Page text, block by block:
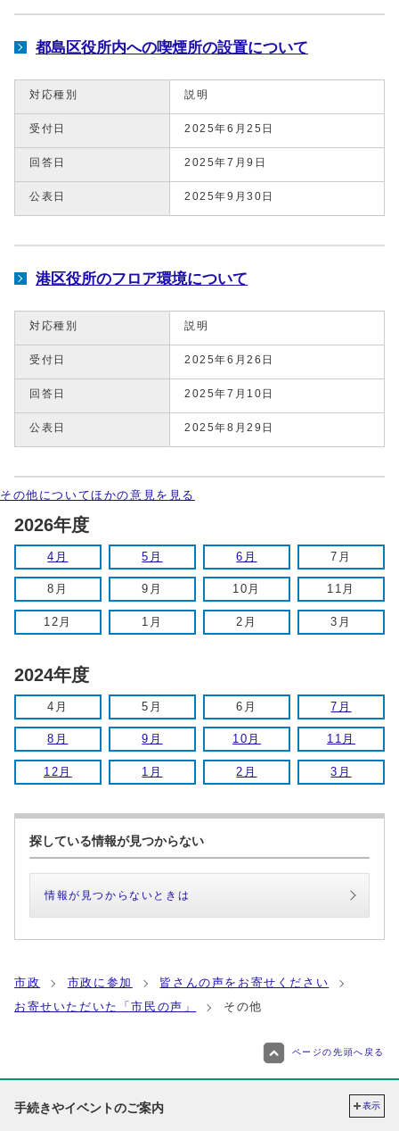
都島区役所内への喫煙所の設置について
対応種別 説明
受付日 2025年6月25日
回答日 2025年7月9日
公表日 2025年9月30日
港区役所のフロア環境について
対応種別 説明
受付日 2025年6月26日
回答日 2025年7月10日
公表日 2025年8月29日
その他についてほかの意見を見る
2026年度
4月 5月 6月 7月
8月 9月 10月 11月
12月 1月 2月 3月
2024年度
4月 5月 6月 7月
8月 9月 10月 11月
12月 1月 2月 3月
探している情報が見つからない
情報が見つからないときは
市政 市政に参加
皆さんの声をお寄せください
お寄せいただいた「市民の声」
その他
ページの先頭へ戻る
手続きやイベントのご案内 表示